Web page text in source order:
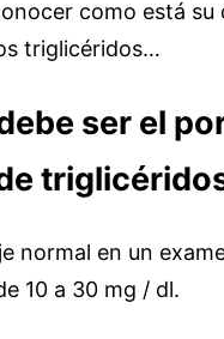
como está su
triglicéridos…
ser el
normal en un
10 a 30 mg / dl.